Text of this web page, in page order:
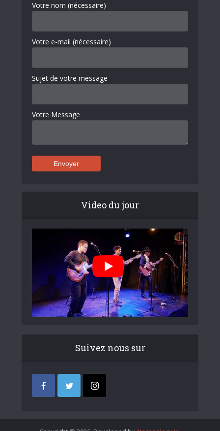
Votre nom (nécessaire)
Votre e-mail (nécessaire)
Sujet de votre message
Votre Message
Video du jour
Suivez nous sur